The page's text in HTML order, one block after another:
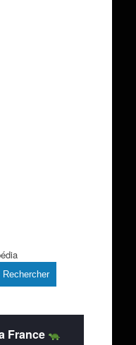
Rechercher
France